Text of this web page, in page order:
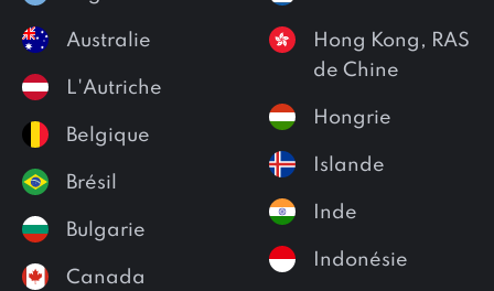
Australie
L'Autriche
Belgique
Brésil
Bulgarie
Canada
Hong Kong, RAS
de Chine
Hongrie
Islande
Inde
Indonésie